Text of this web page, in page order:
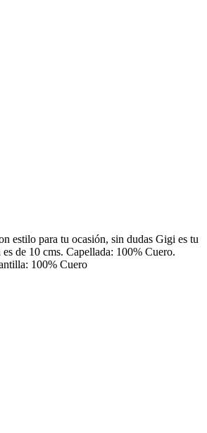
estilo para tu ocasión, sin dudas Gigi es tu
de 10 cms. Capellada: 100% Cuero.
100% Cuero